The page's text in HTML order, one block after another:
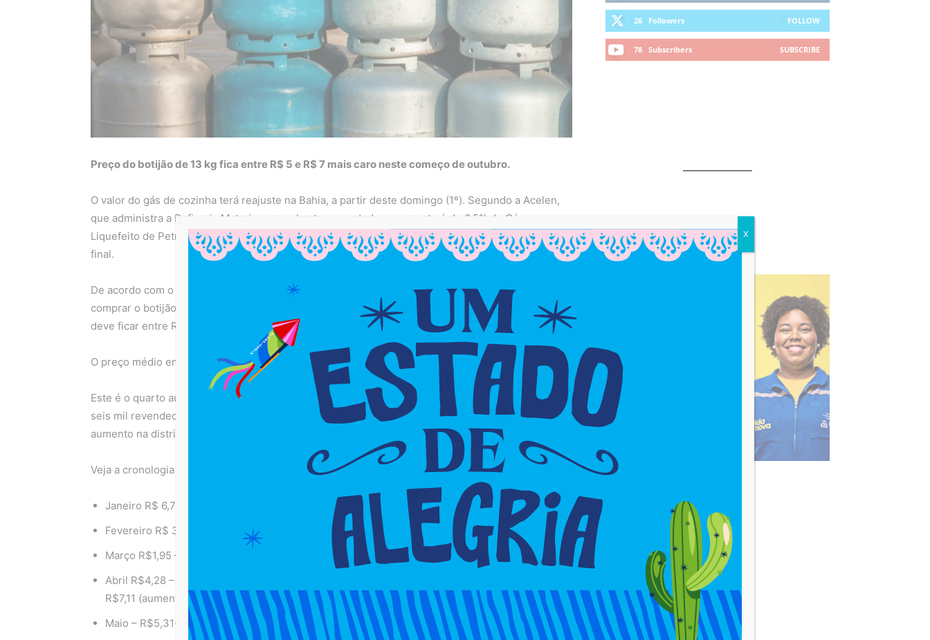
Preço do botijão de 13 kg fica entre R$ 5 e R$ 7 mais caro neste começo de outubro.
O valor do gás de cozinha terá reajuste na Bahia, a partir deste domingo (1º). Segundo a Acelen,
que administra a Refinaria Mataripe, que abastece o estado, o aumento é de 6,5% do Gás
Liquefeito de Petróleo (GLP) para as distribuidoras, que vão repassar o valor para o consumidor
final.
De acordo com o Sindicato dos Revendedores de Gás do Estado da Bahia (Sindrevgas), quem
comprar o botijão 13 kg terá que pagar entre R$ 5 e R$ 7 a mais. O sindicato estima que o preço
deve ficar entre R$123 e R$125.
O preço médio em Salvadore Região Metropolitana atualmente é de R$118,00.
Este é o quarto aumento do ano, de acordo com o sindicato, que estima que a Bahia tem cerca de
seis mil revendedores. Além deste mês de outubro, os aumentos na origem, sem incidência de
aumento na distribuição, ocorreram nos meses de fevereiro, março e setembro.
Veja a cronologia do valor do gás da refinaria para os distribuidores em 2023:
Janeiro R$ 6,70 – (redução)
Fevereiro R$ 3,81 – (aumento)
Março R$1,95 – (aumento)
Abril R$4,28 – (redução)
R$7,11 (aumento de imposto)
Maio – R$5,31( redução)
26 Followers FOLLOW
78 Subscribers SUBSCRIBE
X